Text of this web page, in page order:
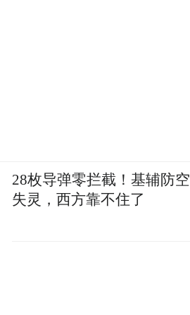
28枚导弹零拦截！基辅防空
失灵，西方靠不住了